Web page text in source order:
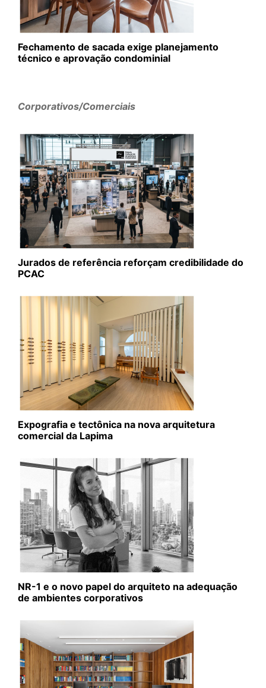
Fechamento de sacada exige planejamento
técnico e aprovação condominial
Corporativos/Comerciais
Jurados de referência reforçam credibilidade do
PCAC
Expografia e tectônica na nova arquitetura
comercial da Lapima
NR-1 e o novo papel do arquiteto na adequação
de ambientes corporativos